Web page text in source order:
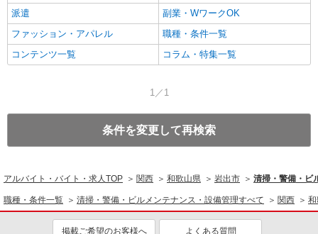
派遣
副業・WワークOK
ファッション・アパレル
職種・条件一覧
コンテンツ一覧
コラム・特集一覧
1／1
条件を変更して再検索
アルバイト・バイト・求人TOP 関西 和歌山県 岩出市 清掃・警備・ビ
職種・条件一覧 清掃・警備・ビルメンテナンス・設備管理すべて 関西
掲載ご希望のお客様へ よくある質問